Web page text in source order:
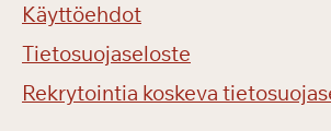
Käyttöehdot
Tietosuojaseloste
Rekrytointia koskeva